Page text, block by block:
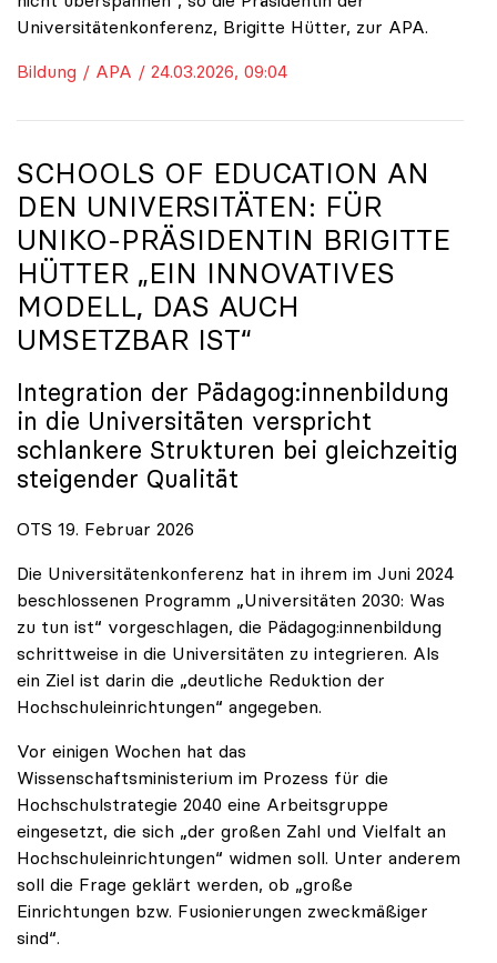
Universitätenkonferenz, Brigitte Hütter, zur APA.
Bildung / APA / 24.03.2026, 09:04
SCHOOLS OF EDUCATION AN
DEN UNIVERSITÄTEN: FÜR
UNIKO-PRÄSIDENTIN BRIGITTE
HÜTTER „EIN INNOVATIVES
MODELL, DAS AUCH
UMSETZBAR IST“
Integration der Pädagog:innenbildung
in die Universitäten verspricht
schlankere Strukturen bei gleichzeitig
steigender Qualität
OTS 19. Februar 2026
Die Universitätenkonferenz hat in ihrem im Juni 2024
beschlossenen Programm „Universitäten 2030: Was
zu tun ist“ vorgeschlagen, die Pädagog:innenbildung
schrittweise in die Universitäten zu integrieren. Als
ein Ziel ist darin die „deutliche Reduktion der
Hochschuleinrichtungen“ angegeben.
Vor einigen Wochen hat das
Wissenschaftsministerium im Prozess für die
Hochschulstrategie 2040 eine Arbeitsgruppe
eingesetzt, die sich „der großen Zahl und Vielfalt an
Hochschuleinrichtungen“ widmen soll. Unter anderem
soll die Frage geklärt werden, ob „große
Einrichtungen bzw. Fusionierungen zweckmäßiger
sind“.